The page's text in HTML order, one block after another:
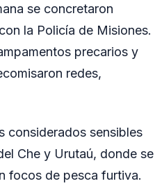
se concretaron
la Policía de Misiones.
precarios y
redes,
considerados sensibles
Che y Urutaú, donde se
focos de pesca furtiva.